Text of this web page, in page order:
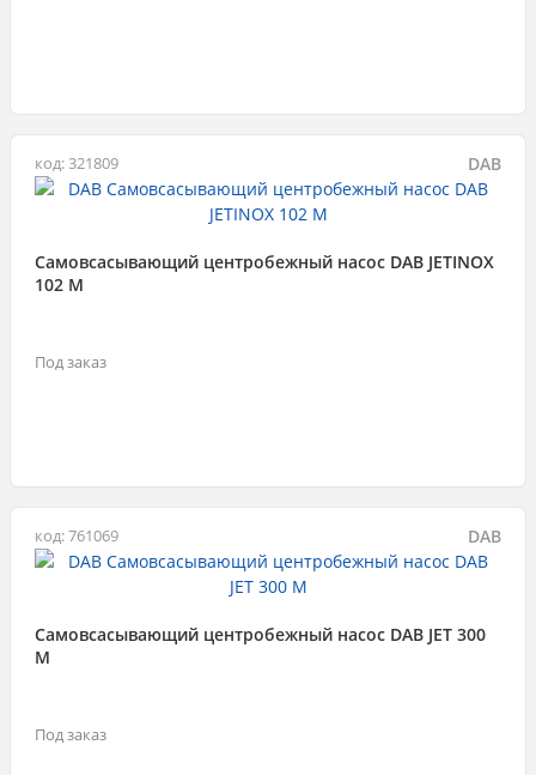
код: 321809 DAB
Самовсасывающий центробежный насос DAB JETINOX
102 M
Под заказ
код: 761069 DAB
Самовсасывающий центробежный насос DAB JET 300
M
Под заказ